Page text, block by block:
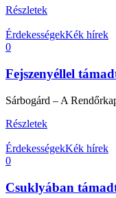
Részletek
ÉrdekességekKék hírek
0
Fejszenyéllel
Sárbogárd – A
Részletek
ÉrdekességekKék hírek
0
Csuklyában